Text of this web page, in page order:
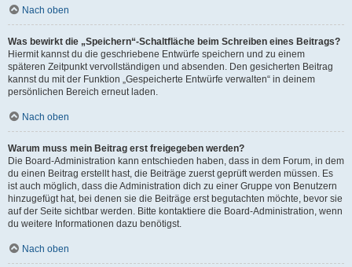
Nach oben
Was bewirkt die „Speichern“-Schaltfläche beim Schreiben eines Beitrags?
Hiermit kannst du die geschriebene Entwürfe speichern und zu einem
späteren Zeitpunkt vervollständigen und absenden. Den gesicherten Beitrag
kannst du mit der Funktion „Gespeicherte Entwürfe verwalten“ in deinem
persönlichen Bereich erneut laden.
Nach oben
Warum muss mein Beitrag erst freigegeben werden?
Die Board-Administration kann entschieden haben, dass in dem Forum, in dem
du einen Beitrag erstellt hast, die Beiträge zuerst geprüft werden müssen. Es
ist auch möglich, dass die Administration dich zu einer Gruppe von Benutzern
hinzugefügt hat, bei denen sie die Beiträge erst begutachten möchte, bevor sie
auf der Seite sichtbar werden. Bitte kontaktiere die Board-Administration, wenn
du weitere Informationen dazu benötigst.
Nach oben